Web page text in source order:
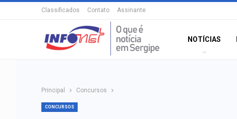
Classificados Contato Assinante
NOTÍCIAS
Principal Concursos
CONCURSOS